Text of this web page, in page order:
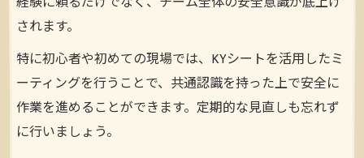
されます。
特に初心者や初めての現場では、KYシートを活用したミ
ーティングを行うことで、共通認識を持った上で安全に
作業を進めることができます。定期的な見直しも忘れず
に行いましょう。